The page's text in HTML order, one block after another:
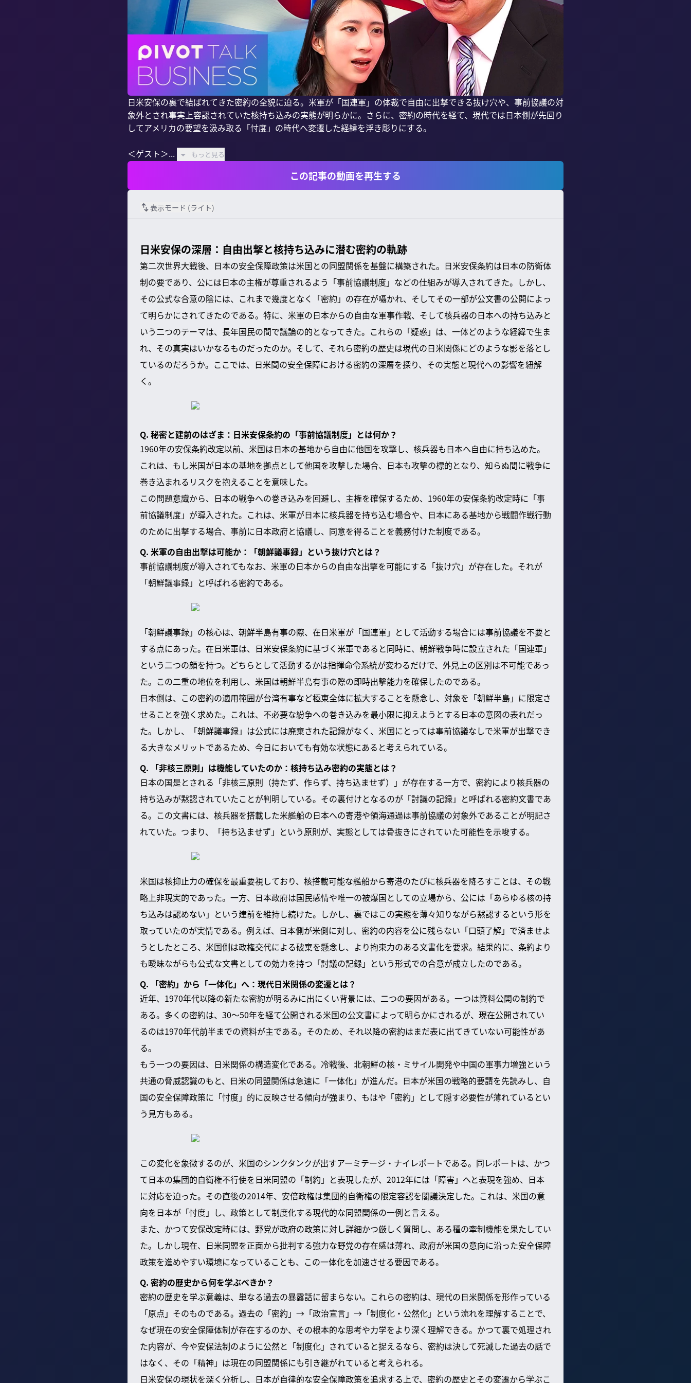
日米安保の裏で結ばれてきた密約の全貌に迫る。米軍が「国連軍」の体裁で自由に出撃できる抜け穴や、事前協議の対
象外とされ事実上容認されていた核持ち込みの実態が明らかに。さらに、密約の時代を経て、現代では日本側が先回り
してアメリカの要望を汲み取る「忖度」の時代へ変遷した経緯を浮き彫りにする。
＜ゲスト＞... もっと見る
この記事の動画を再生する
表示モード (ライト)
日米安保の深層：自由出撃と核持ち込みに潜む密約の軌跡
第二次世界大戦後、日本の安全保障政策は米国との同盟関係を基盤に構築された。日米安保条約は日本の防衛体
制の要であり、公には日本の主権が尊重されるよう「事前協議制度」などの仕組みが導入されてきた。しかし、
その公式な合意の陰には、これまで幾度となく「密約」の存在が囁かれ、そしてその一部が公文書の公開によっ
て明らかにされてきたのである。特に、米軍の日本からの自由な軍事作戦、そして核兵器の日本への持ち込みと
いう二つのテーマは、長年国民の間で議論の的となってきた。これらの「疑惑」は、一体どのような経緯で生ま
れ、その真実はいかなるものだったのか。そして、それら密約の歴史は現代の日米関係にどのような影を落とし
ているのだろうか。ここでは、日米間の安全保障における密約の深層を探り、その実態と現代への影響を紐解
く。
Q. 秘密と建前のはざま：日米安保条約の「事前協議制度」とは何か？
1960年の安保条約改定以前、米国は日本の基地から自由に他国を攻撃し、核兵器も日本へ自由に持ち込めた。
これは、もし米国が日本の基地を拠点として他国を攻撃した場合、日本も攻撃の標的となり、知らぬ間に戦争に
巻き込まれるリスクを抱えることを意味した。
この問題意識から、日本の戦争への巻き込みを回避し、主権を確保するため、1960年の安保条約改定時に「事
前協議制度」が導入された。これは、米軍が日本に核兵器を持ち込む場合や、日本にある基地から戦闘作戦行動
のために出撃する場合、事前に日本政府と協議し、同意を得ることを義務付けた制度である。
Q. 米軍の自由出撃は可能か：「朝鮮議事録」という抜け穴とは？
事前協議制度が導入されてもなお、米軍の日本からの自由な出撃を可能にする「抜け穴」が存在した。それが
「朝鮮議事録」と呼ばれる密約である。
「朝鮮議事録」の核心は、朝鮮半島有事の際、在日米軍が「国連軍」として活動する場合には事前協議を不要と
する点にあった。在日米軍は、日米安保条約に基づく米軍であると同時に、朝鮮戦争時に設立された「国連軍」
という二つの顔を持つ。どちらとして活動するかは指揮命令系統が変わるだけで、外見上の区別は不可能であっ
た。この二重の地位を利用し、米国は朝鮮半島有事の際の即時出撃能力を確保したのである。
日本側は、この密約の適用範囲が台湾有事など極東全体に拡大することを懸念し、対象を「朝鮮半島」に限定さ
せることを強く求めた。これは、不必要な紛争への巻き込みを最小限に抑えようとする日本の意図の表れだっ
た。しかし、「朝鮮議事録」は公式には廃棄された記録がなく、米国にとっては事前協議なしで米軍が出撃でき
る大きなメリットであるため、今日においても有効な状態にあると考えられている。
Q. 「非核三原則」は機能していたのか：核持ち込み密約の実態とは？
日本の国是とされる「非核三原則（持たず、作らず、持ち込ませず）」が存在する一方で、密約により核兵器の
持ち込みが黙認されていたことが判明している。その裏付けとなるのが「討議の記録」と呼ばれる密約文書であ
る。この文書には、核兵器を搭載した米艦船の日本への寄港や領海通過は事前協議の対象外であることが明記さ
れていた。つまり、「持ち込ませず」という原則が、実態としては骨抜きにされていた可能性を示唆する。
米国は核抑止力の確保を最重要視しており、核搭載可能な艦船から寄港のたびに核兵器を降ろすことは、その戦
略上非現実的であった。一方、日本政府は国民感情や唯一の被爆国としての立場から、公には「あらゆる核の持
ち込みは認めない」という建前を維持し続けた。しかし、裏ではこの実態を薄々知りながら黙認するという形を
取っていたのが実情である。例えば、日本側が米側に対し、密約の内容を公に残らない「口頭了解」で済ませよ
うとしたところ、米国側は政権交代による破棄を懸念し、より拘束力のある文書化を要求。結果的に、条約より
も曖昧ながらも公式な文書としての効力を持つ「討議の記録」という形式での合意が成立したのである。
Q. 「密約」から「一体化」へ：現代日米関係の変遷とは？
近年、1970年代以降の新たな密約が明るみに出にくい背景には、二つの要因がある。一つは資料公開の制約で
ある。多くの密約は、30〜50年を経て公開される米国の公文書によって明らかにされるが、現在公開されてい
るのは1970年代前半までの資料が主である。そのため、それ以降の密約はまだ表に出てきていない可能性があ
る。
もう一つの要因は、日米関係の構造変化である。冷戦後、北朝鮮の核・ミサイル開発や中国の軍事力増強という
共通の脅威認識のもと、日米の同盟関係は急速に「一体化」が進んだ。日本が米国の戦略的要請を先読みし、自
国の安全保障政策に「忖度」的に反映させる傾向が強まり、もはや「密約」として隠す必要性が薄れているとい
う見方もある。
この変化を象徴するのが、米国のシンクタンクが出すアーミテージ・ナイレポートである。同レポートは、かつ
て日本の集団的自衛権不行使を日米同盟の「制約」と表現したが、2012年には「障害」へと表現を強め、日本
に対応を迫った。その直後の2014年、安倍政権は集団的自衛権の限定容認を閣議決定した。これは、米国の意
向を日本が「忖度」し、政策として制度化する現代的な同盟関係の一例と言える。
また、かつて安保改定時には、野党が政府の政策に対し詳細かつ厳しく質問し、ある種の牽制機能を果たしてい
た。しかし現在、日米同盟を正面から批判する強力な野党の存在感は薄れ、政府が米国の意向に沿った安全保障
政策を進めやすい環境になっていることも、この一体化を加速させる要因である。
Q. 密約の歴史から何を学ぶべきか？
密約の歴史を学ぶ意義は、単なる過去の暴露話に留まらない。これらの密約は、現代の日米関係を形作っている
「原点」そのものである。過去の「密約」→「政治宣言」→「制度化・公然化」という流れを理解することで、
なぜ現在の安全保障体制が存在するのか、その根本的な思考や力学をより深く理解できる。かつて裏で処理され
た内容が、今や安保法制のように公然と「制度化」されていると捉えるなら、密約は決して死滅した過去の話で
はなく、その「精神」は現在の同盟関係にも引き継がれていると考えられる。
日米安保の現状を深く分析し、日本が自律的な安全保障政策を追求する上で、密約の歴史とその変遷から学ぶこ